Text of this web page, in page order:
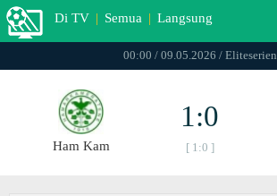
Di TV | Semua | Langsung
00:00 / 09.05.2026 / Eliteserien
Ham Kam
1:0
[ 1:0 ]